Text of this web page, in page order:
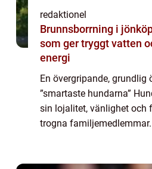
redaktionel
Brunnsborrning i jönköping
som ger tryggt vatten
energi
En övergripande, grundlig
”smartaste hundarna”
sin lojalitet, vänlighet och
trogna